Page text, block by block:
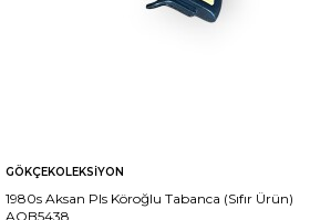
GÖKÇEKOLEKSIYON
1980s Aksan Pls Köroğlu Tabanca (Sıfır Ürün)
AOB5438